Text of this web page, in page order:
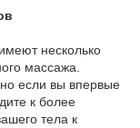
несколько
массажа.
если вы впервые
к более
тела к